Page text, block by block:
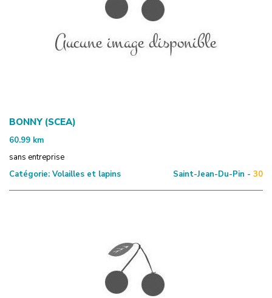
BONNY (SCEA)
60.99 km
sans entreprise
Catégorie: Volailles et lapins Saint-Jean-Du-Pin - 30